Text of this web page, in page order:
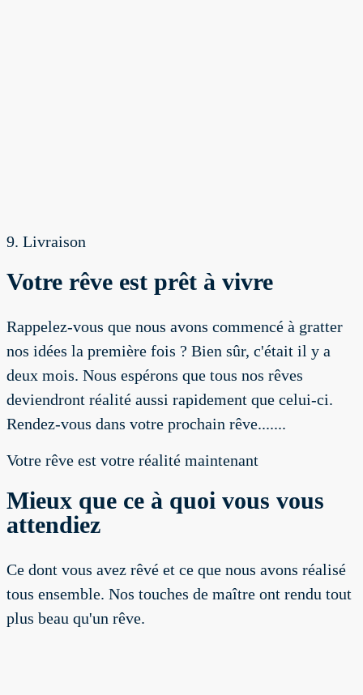
9. Livraison
Votre rêve est prêt à vivre
Rappelez-vous que nous avons commencé à gratter
nos idées la première fois ? Bien sûr, c'était il y a
deux mois. Nous espérons que tous nos rêves
deviendront réalité aussi rapidement que celui-ci.
Rendez-vous dans votre prochain rêve.......
Votre rêve est votre réalité maintenant
Mieux que ce à quoi vous vous
attendiez
Ce dont vous avez rêvé et ce que nous avons réalisé
tous ensemble. Nos touches de maître ont rendu tout
plus beau qu'un rêve.